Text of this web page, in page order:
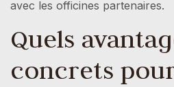
avec les officines partenaires.
Quels
concrets